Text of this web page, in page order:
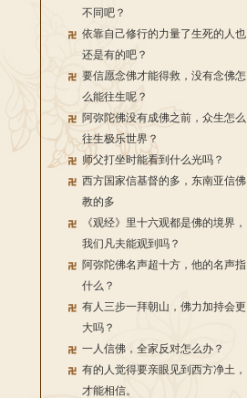
不同吧？
依靠自己修行的力量了生死的人也
还是有的吧？
要信愿念佛才能得救，没有念佛怎
么能往生呢？
阿弥陀佛没有成佛之前，众生怎么
往生极乐世界？
师父打坐时能看到什么光吗？
西方国家信基督的多，东南亚信佛
教的多
《观经》里十六观都是佛的境界，
我们凡夫能观到吗？
阿弥陀佛名声超十方，他的名声指
什么？
有人三步一拜朝山，佛力加持会更
大吗？
一人信佛，全家反对怎么办？
有的人觉得要亲眼见到西方净土，
才能相信。